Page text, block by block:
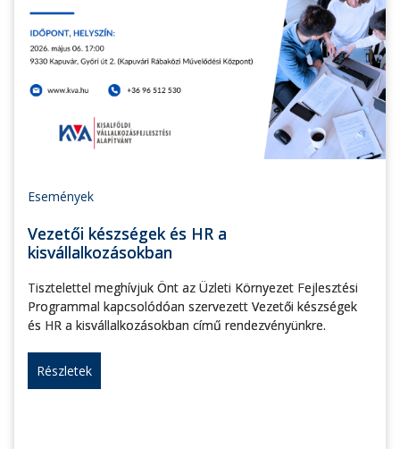
Események
Vezetői készségek és HR a
kisvállalkozásokban
Tisztelettel meghívjuk Önt az Üzleti Környezet Fejlesztési
Programmal kapcsolódóan szervezett Vezetői készségek
és HR a kisvállalkozásokban című rendezvényünkre.
Részletek